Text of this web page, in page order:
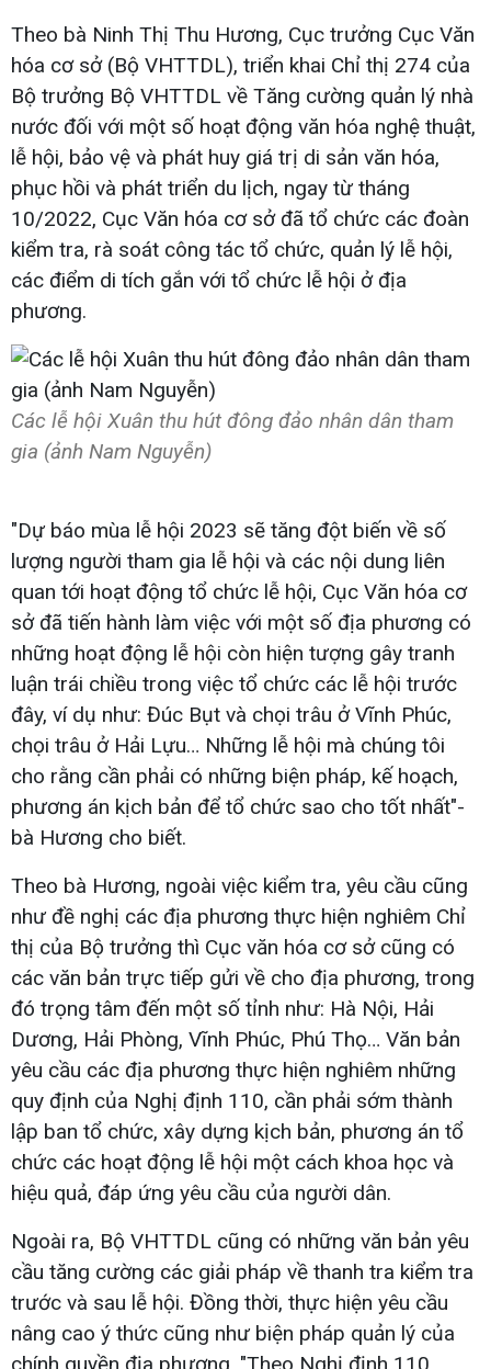
Theo bà Ninh Thị Thu Hương, Cục trưởng Cục Văn
hóa cơ sở (Bộ VHTTDL), triển khai Chỉ thị 274 của
Bộ trưởng Bộ VHTTDL về Tăng cường quản lý nhà
nước đối với một số hoạt động văn hóa nghệ thuật,
lễ hội, bảo vệ và phát huy giá trị di sản văn hóa,
phục hồi và phát triển du lịch, ngay từ tháng
10/2022, Cục Văn hóa cơ sở đã tổ chức các đoàn
kiểm tra, rà soát công tác tổ chức, quản lý lễ hội,
các điểm di tích gắn với tổ chức lễ hội ở địa
phương.
Các lễ hội Xuân thu hút đông đảo nhân dân tham
gia (ảnh Nam Nguyễn)
"Dự báo mùa lễ hội 2023 sẽ tăng đột biến về số
lượng người tham gia lễ hội và các nội dung liên
quan tới hoạt động tổ chức lễ hội, Cục Văn hóa cơ
sở đã tiến hành làm việc với một số địa phương có
những hoạt động lễ hội còn hiện tượng gây tranh
luận trái chiều trong việc tổ chức các lễ hội trước
đây, ví dụ như: Đúc Bụt và chọi trâu ở Vĩnh Phúc,
chọi trâu ở Hải Lựu… Những lễ hội mà chúng tôi
cho rằng cần phải có những biện pháp, kế hoạch,
phương án kịch bản để tổ chức sao cho tốt nhất"-
bà Hương cho biết.
Theo bà Hương, ngoài việc kiểm tra, yêu cầu cũng
như đề nghị các địa phương thực hiện nghiêm Chỉ
thị của Bộ trưởng thì Cục văn hóa cơ sở cũng có
các văn bản trực tiếp gửi về cho địa phương, trong
đó trọng tâm đến một số tỉnh như: Hà Nội, Hải
Dương, Hải Phòng, Vĩnh Phúc, Phú Thọ… Văn bản
yêu cầu các địa phương thực hiện nghiêm những
quy định của Nghị định 110, cần phải sớm thành
lập ban tổ chức, xây dựng kịch bản, phương án tổ
chức các hoạt động lễ hội một cách khoa học và
hiệu quả, đáp ứng yêu cầu của người dân.
Ngoài ra, Bộ VHTTDL cũng có những văn bản yêu
cầu tăng cường các giải pháp về thanh tra kiểm tra
trước và sau lễ hội. Đồng thời, thực hiện yêu cầu
nâng cao ý thức cũng như biện pháp quản lý của
chính quyền địa phương. "Theo Nghị định 110,